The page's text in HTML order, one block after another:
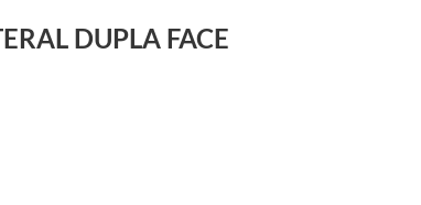
DUPLA FACE